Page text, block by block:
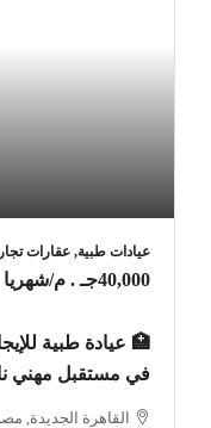
عيادات طبية, عقارات
40,000جـ . م /شهريا
🏥 عيادة طبية
في مستقبل مهني
القاهرة الجديدة,